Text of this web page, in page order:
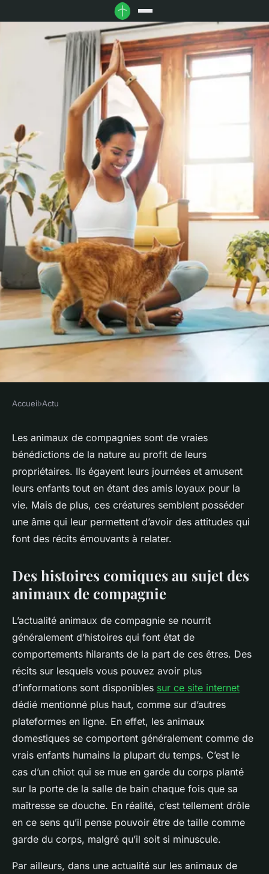
Quelles sont les histoires
poignantes à découvrir à
propos des animaux de
compagnie ?
violette•16 janvier 2024•3 min de lecture
Accueil›Actu
Les animaux de compagnies sont de vraies
bénédictions de la nature au profit de leurs
propriétaires. Ils égayent leurs journées et amusent
leurs enfants tout en étant des amis loyaux pour la
vie. Mais de plus, ces créatures semblent posséder
une âme qui leur permettent d’avoir des attitudes qui
font des récits émouvants à relater.
Des histoires comiques au sujet des
animaux de compagnie
L’actualité animaux de compagnie se nourrit
généralement d’histoires qui font état de
comportements hilarants de la part de ces êtres. Des
récits sur lesquels vous pouvez avoir plus
d’informations sont disponibles sur ce site internet
dédié mentionné plus haut, comme sur d’autres
plateformes en ligne. En effet, les animaux
domestiques se comportent généralement comme de
vrais enfants humains la plupart du temps. C’est le
cas d’un chiot qui se mue en garde du corps planté
sur la porte de la salle de bain chaque fois que sa
maîtresse se douche. En réalité, c’est tellement drôle
en ce sens qu’il pense pouvoir être de taille comme
garde du corps, malgré qu’il soit si minuscule.
Par ailleurs, dans une actualité sur les animaux de